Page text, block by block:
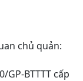
chủ quản:
BTTTT cấp